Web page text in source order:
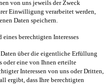
von uns jeweils der Zweck
Einwilligung verarbeitet werden,
Daten speichern.
berechtigten Interesses
über die eigentliche Erfüllung
oder eine von Ihnen erteilte
Interessen von uns oder Dritten,
ergibt, dass Ihre berechtigten